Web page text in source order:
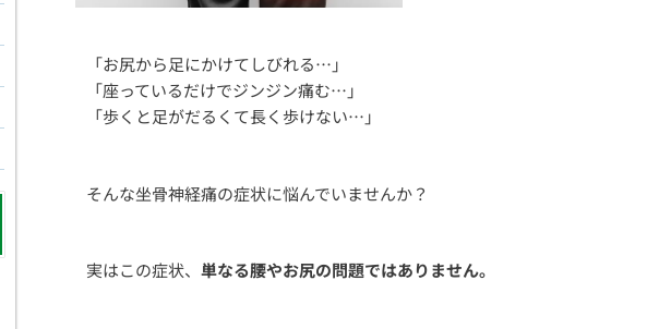
「お尻から足にかけてしびれる…」
「座っているだけでジンジン痛む…」
「歩くと足がだるくて長く歩けない…」
そんな坐骨神経痛の症状に悩んでいませんか？
実はこの症状、 単なる腰やお尻の問題ではありません。